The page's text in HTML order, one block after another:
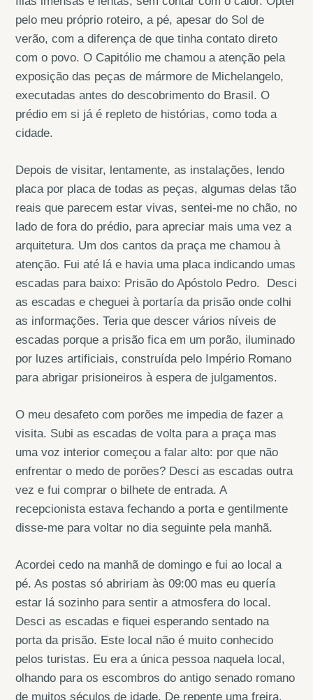
pelo meu próprio roteiro, a pé, apesar do Sol de
verão, com a diferença de que tinha contato direto
com o povo. O Capitólio me chamou a atenção pela
exposição das peças de mármore de Michelangelo,
executadas antes do descobrimento do Brasil. O
prédio em si já é repleto de histórias, como toda a
cidade.
Depois de visitar, lentamente, as instalações, lendo
placa por placa de todas as peças, algumas delas tão
reais que parecem estar vivas, sentei-me no chão, no
lado de fora do prédio, para apreciar mais uma vez a
arquitetura. Um dos cantos da praça me chamou à
atenção. Fui até lá e havia uma placa indicando umas
escadas para baixo: Prisão do Apóstolo Pedro. Desci
as escadas e cheguei à portaría da prisão onde colhi
as informações. Teria que descer vários níveis de
escadas porque a prisão fica em um porão, iluminado
por luzes artificiais, construída pelo Império Romano
para abrigar prisioneiros à espera de julgamentos.
O meu desafeto com porões me impedia de fazer a
visita. Subi as escadas de volta para a praça mas
uma voz interior começou a falar alto: por que não
enfrentar o medo de porões? Desci as escadas outra
vez e fui comprar o bilhete de entrada. A
recepcionista estava fechando a porta e gentilmente
disse-me para voltar no dia seguinte pela manhã.
Acordei cedo na manhã de domingo e fui ao local a
pé. As postas só abririam às 09:00 mas eu quería
estar lá sozinho para sentir a atmosfera do local.
Desci as escadas e fiquei esperando sentado na
porta da prisão. Este local não é muito conhecido
pelos turistas. Eu era a única pessoa naquela local,
olhando para os escombros do antigo senado romano
de muitos séculos de idade. De repente uma freira,